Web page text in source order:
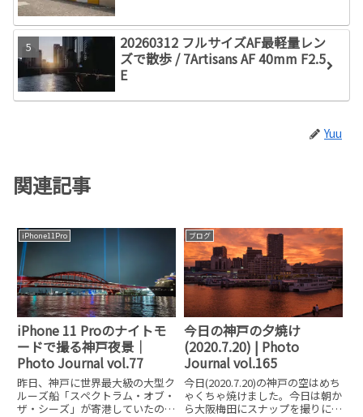
20260312 フルサイズAF最軽量レン
ズで散歩 / 7Artisans AF 40mm F2.5
E
Yuu
関連記事
iPhone11Pro
iPhone 11 Proのナイトモ
ードで撮る神戸夜景｜
Photo Journal vol.77
昨日、神戸に世界最大級の大型ク
ルーズ船「スペクトラム・オブ・
ザ・シーズ」が寄港していたの
ブログ
今日の神戸の夕焼け
(2020.7.20) | Photo
Journal vol.165
今日(2020.7.20)の神戸の空はめち
ゃくちゃ焼けました。今日は朝か
ら大阪梅田にスナップを撮りに行